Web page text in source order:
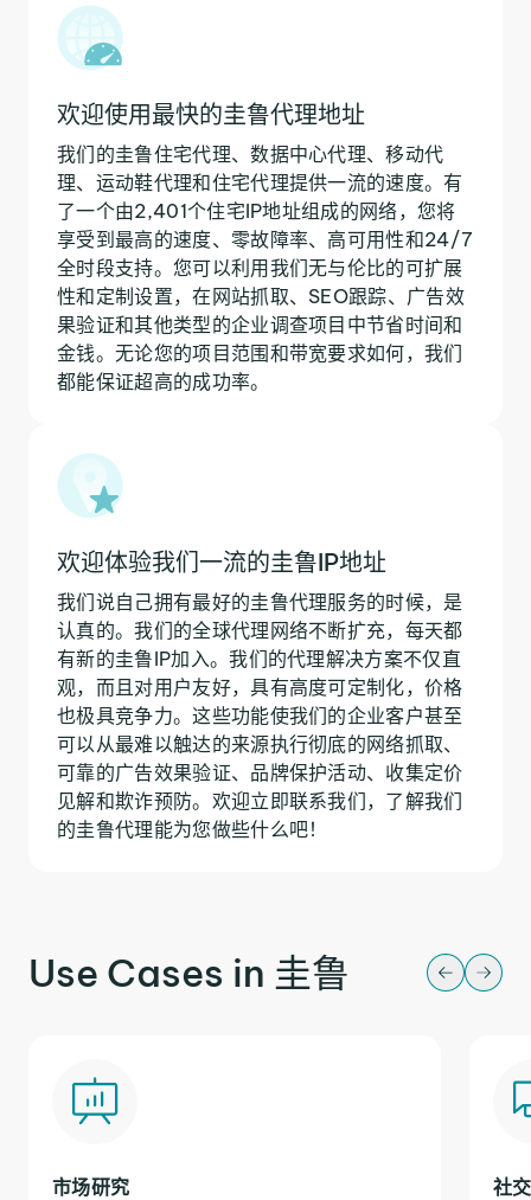
欢迎使用最快的圭鲁代理地址
我们的圭鲁住宅代理、数据中心代理、移动代
理、运动鞋代理和住宅代理提供一流的速度。有
了一个由2,401个住宅IP地址组成的网络，您将
享受到最高的速度、零故障率、高可用性和24/7
全时段支持。您可以利用我们无与伦比的可扩展
性和定制设置，在网站抓取、SEO跟踪、广告效
果验证和其他类型的企业调查项目中节省时间和
金钱。无论您的项目范围和带宽要求如何，我们
都能保证超高的成功率。
欢迎体验我们一流的圭鲁IP地址
我们说自己拥有最好的圭鲁代理服务的时候，是
认真的。我们的全球代理网络不断扩充，每天都
有新的圭鲁IP加入。我们的代理解决方案不仅直
观，而且对用户友好，具有高度可定制化，价格
也极具竞争力。这些功能使我们的企业客户甚至
可以从最难以触达的来源执行彻底的网络抓取、
可靠的广告效果验证、品牌保护活动、收集定价
见解和欺诈预防。欢迎立即联系我们，了解我们
的圭鲁代理能为您做些什么吧！
Use Cases in 圭鲁
市场研究 社